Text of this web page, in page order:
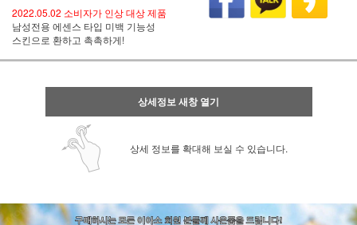
2022.05.02 소비자가 인상 대상 제품
남성전용 에센스 타입 미백 기능성
스킨으로 환하고 촉촉하게!
상세정보 새창 열기
상세 정보를 확대해 보실 수 있습니다.